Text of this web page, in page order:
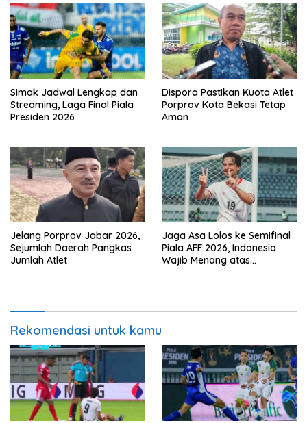
Simak Jadwal Lengkap dan
Streaming, Laga Final Piala
Presiden 2026
Dispora Pastikan Kuota Atlet
Porprov Kota Bekasi Tetap
Aman
Jelang Porprov Jabar 2026,
Sejumlah Daerah Pangkas
Jumlah Atlet
Jaga Asa Lolos ke Semifinal
Piala AFF 2026, Indonesia
Wajib Menang atas
Rekomendasi untuk kamu